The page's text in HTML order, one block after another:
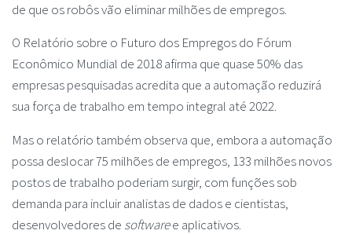
de que os robôs vão eliminar milhões de empregos.
O Relatório sobre o Futuro dos Empregos do Fórum
Econômico Mundial de 2018 afirma que quase 50% das
empresas pesquisadas acredita que a automação reduzirá
sua força de trabalho em tempo integral até 2022.
Mas o relatório também observa que, embora a automação
possa deslocar 75 milhões de empregos, 133 milhões novos
postos de trabalho poderiam surgir, com funções sob
demanda para incluir analistas de dados e cientistas,
desenvolvedores de softwaree aplicativos.